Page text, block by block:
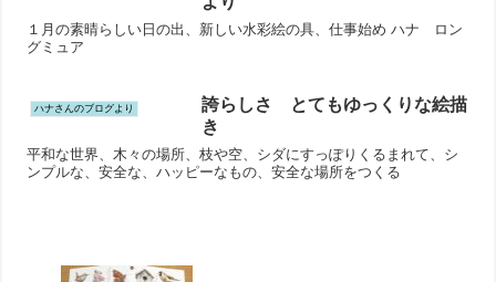
１月の素晴らしい日の出、新しい水彩絵の具、仕事始め ハナ ロン
グミュア
ハナさんのブログより
誇らしさ とてもゆっくりな絵描
き
平和な世界、木々の場所、枝や空、シダにすっぽりくるまれて、シ
ンプルな、安全な、ハッピーなもの、安全な場所をつくる